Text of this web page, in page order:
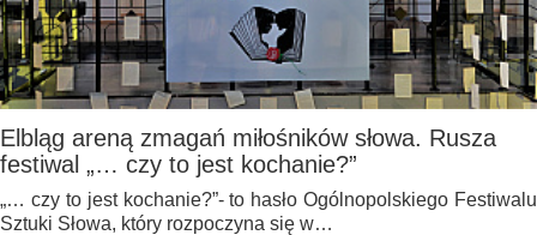
Elbląg areną zmagań miłośników słowa. Rusza
festiwal „… czy to jest kochanie?”
„… czy to jest kochanie?”- to hasło Ogólnopolskiego Festiwalu
Sztuki Słowa, który rozpoczyna się w…